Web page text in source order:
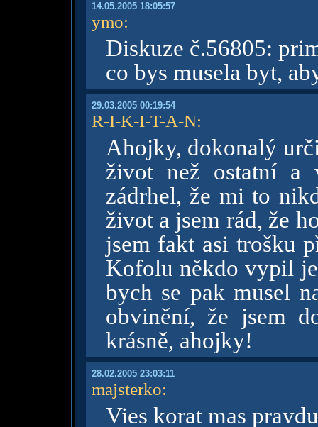
14.05.2005 18:05:57
ymo:
Diskuze č.56805:
co bys musela byt,
29.03.2005 00:19:54
R-I-K-I-T-A-N:
Ahojky, dokonalý
život než ostatní a
zádrhel, že mi to
život a jsem rád, že
jsem fakt asi trošku
Kofolu někdo vypil
bych se pak musel
obvinění, že jsem
krásně, ahojky!
28.02.2005 23:03:11
majsterko:
Vies korat mas